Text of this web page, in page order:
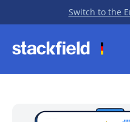
Zu Hauptinhalt springen
Switch to the